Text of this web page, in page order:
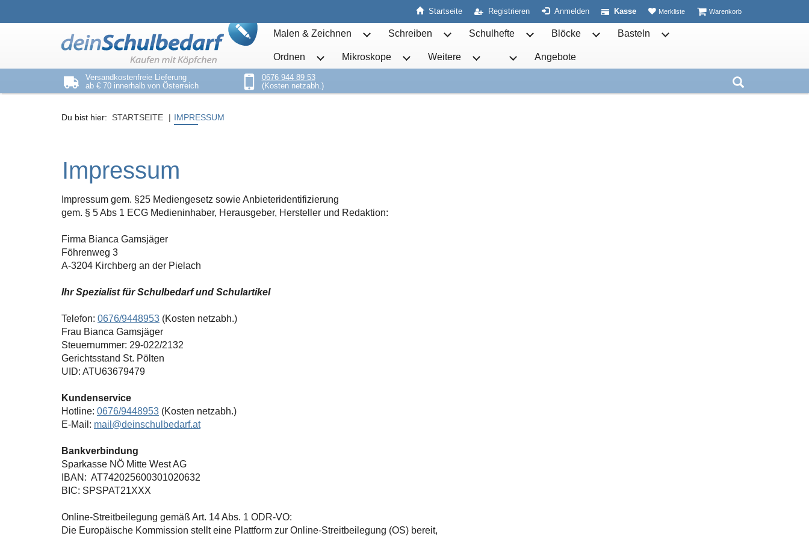
Startseite Registrieren Anmelden Kasse Merklisteist leer Warenkorbist leer
Malen & Zeichnen Untermenü von Malen & Zeichnen öffnen
Schreiben Untermenü von Schreiben öffnen
Schulhefte Untermenü von Schulhefte öffnen
Blöcke Untermenü von Blöcke öffnen
Basteln Untermenü von Basteln öffnen
Ordnen Untermenü von Ordnen öffnen
Mikroskope Untermenü von Mikroskope öffnen
Weitere Untermenü von Weitere öffnen
Angebote
Versandkostenfreie Lieferung
ab € 70 innerhalb von Österreich
0676 944 89 53
(Kosten netzabh.)
Suche
Du bist hier: STARTSEITE IMPRESSUM
Impressum
Impressum gem. §25 Mediengesetz sowie Anbieteridentifizierung
gem. § 5 Abs 1 ECG Medieninhaber, Herausgeber, Hersteller und Redaktion:
Firma Bianca Gamsjäger
Föhrenweg 3
A-3204 Kirchberg an der Pielach
Ihr Spezialist für Schulbedarf und Schulartikel
Telefon: 0676/9448953 (Kosten netzabh.)
Frau Bianca Gamsjäger
Steuernummer: 29-022/2132
Gerichtsstand St. Pölten
UID: ATU63679479
Kundenservice
Hotline: 0676/9448953 (Kosten netzabh.)
E-Mail: mail@deinschulbedarf.at
Bankverbindung
Sparkasse NÖ Mitte West AG
IBAN: AT742025600301020632
BIC: SPSPAT21XXX
Online-Streitbeilegung gemäß Art. 14 Abs. 1 ODR-VO:
Die Europäische Kommission stellt eine Plattform zur Online-Streitbeilegung (OS) bereit,